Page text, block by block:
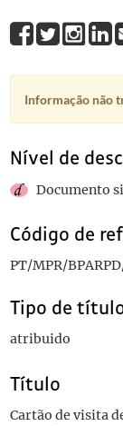
Informação não
Nível de
Documento
Código de
PT/MPR/
Tipo de
atribuido
Título
Cartão de visita